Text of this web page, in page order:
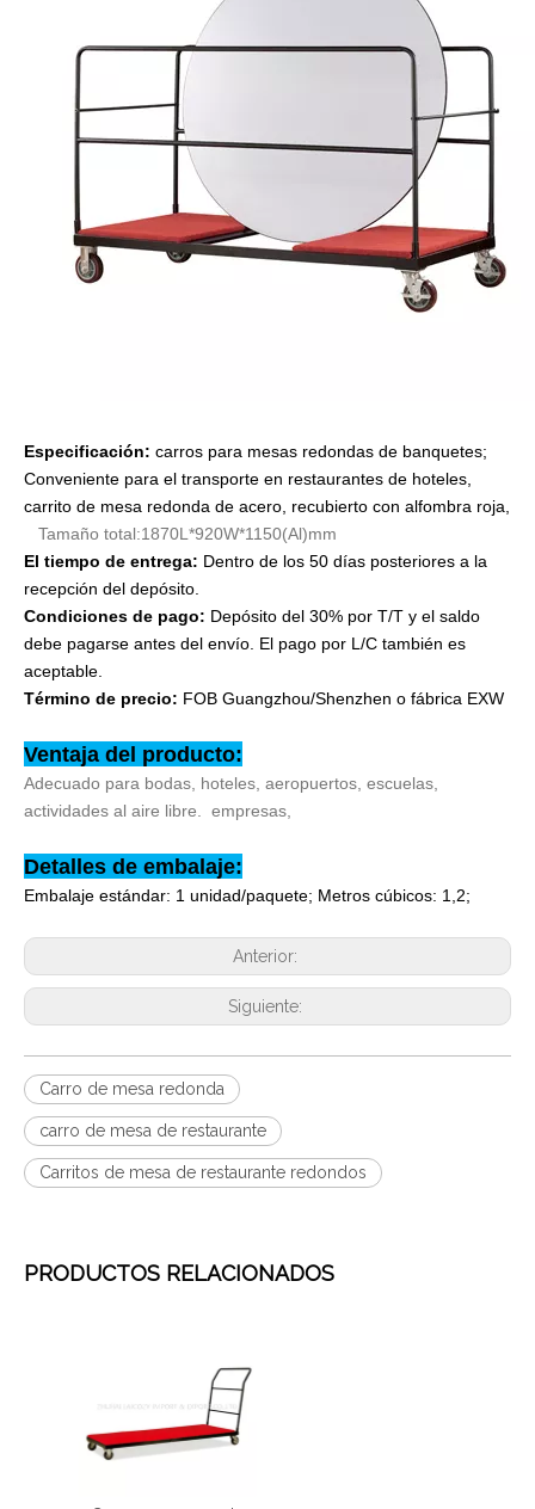
Especificación: carros para mesas redondas de banquetes;
Conveniente para el transporte en restaurantes de hoteles,
carrito de mesa redonda de acero, recubierto con alfombra roja,
Tamaño total:1870L*920W*1150(Al)mm
El tiempo de entrega: Dentro de los 50 días posteriores a la
recepción del depósito.
Condiciones de pago: Depósito del 30% por T/T y el saldo
debe pagarse antes del envío. El pago por L/C también es
aceptable.
Término de precio: FOB Guangzhou/Shenzhen o fábrica EXW
Ventaja del producto:
Adecuado para bodas, hoteles, aeropuertos, escuelas,
actividades al aire libre. empresas,
Detalles de embalaje:
Embalaje estándar: 1 unidad/paquete; Metros cúbicos: 1,2;
Anterior:
Siguiente:
Carro de mesa redonda
carro de mesa de restaurante
Carritos de mesa de restaurante redondos
PRODUCTOS RELACIONADOS